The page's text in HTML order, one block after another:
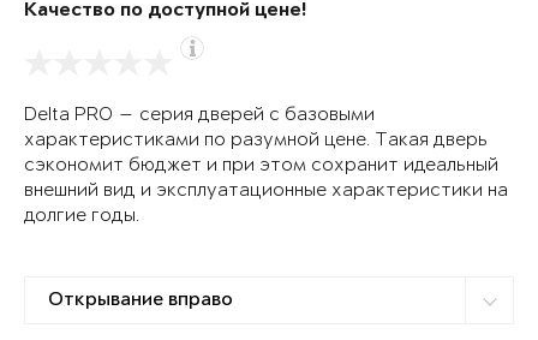
Качество по доступной цене!
Delta PRO — серия дверей с базовыми
характеристиками по разумной цене. Такая дверь
сэкономит бюджет и при этом сохранит идеальный
внешний вид и эксплуатационные характеристики на
долгие годы.